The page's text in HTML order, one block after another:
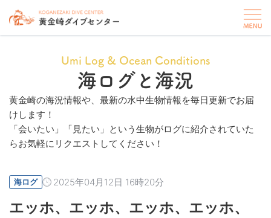
Umi Log & Ocean Conditions
海ログと海況
黄金崎の海況情報や、最新の水中生物情報を毎日更新でお届
けします！
「会いたい」「見たい」という生物がログに紹介されていた
らお気軽にリクエストしてください！
海ログ 2025年04月12日 16時20分
エッホ、エッホ、エッホ、エッホ、